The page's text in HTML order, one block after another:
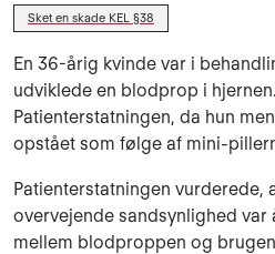
Sket en skade KEL §38
En 36-årig kvinde var i
udviklede en blodprop i
Patienterstatningen, da hun
opstået som følge af mini-
Patienterstatningen vurderede,
overvejende sandsynlighed
mellem blodproppen og